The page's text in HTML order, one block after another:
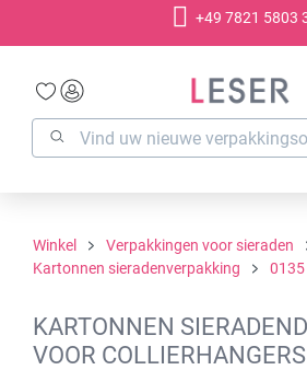
+49 7821 5803
Winkel
Verpakkingen voor sieraden
Kartonnen sieradenverpakking
0135
KARTONNEN
VOOR